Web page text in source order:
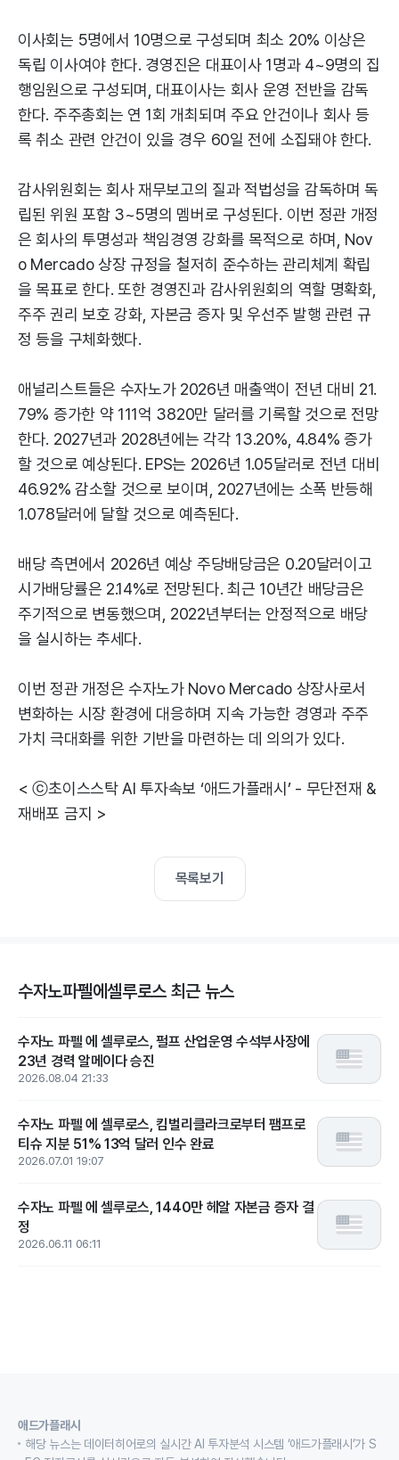
이사회는 5명에서 10명으로 구성되며 최소 20% 이상은
독립 이사여야 한다. 경영진은 대표이사 1명과 4~9명의 집
행임원으로 구성되며, 대표이사는 회사 운영 전반을 감독
한다. 주주총회는 연 1회 개최되며 주요 안건이나 회사 등
록 취소 관련 안건이 있을 경우 60일 전에 소집돼야 한다.
감사위원회는 회사 재무보고의 질과 적법성을 감독하며 독
립된 위원 포함 3~5명의 멤버로 구성된다. 이번 정관 개정
은 회사의 투명성과 책임경영 강화를 목적으로 하며, Nov
o Mercado 상장 규정을 철저히 준수하는 관리체계 확립
을 목표로 한다. 또한 경영진과 감사위원회의 역할 명확화,
주주 권리 보호 강화, 자본금 증자 및 우선주 발행 관련 규
정 등을 구체화했다.
애널리스트들은 수자노가 2026년 매출액이 전년 대비 21.
79% 증가한 약 111억 3820만 달러를 기록할 것으로 전망
한다. 2027년과 2028년에는 각각 13.20%, 4.84% 증가
할 것으로 예상된다. EPS는 2026년 1.05달러로 전년 대비
46.92% 감소할 것으로 보이며, 2027년에는 소폭 반등해
1.078달러에 달할 것으로 예측된다.
배당 측면에서 2026년 예상 주당배당금은 0.20달러이고
시가배당률은 2.14%로 전망된다. 최근 10년간 배당금은
주기적으로 변동했으며, 2022년부터는 안정적으로 배당
을 실시하는 추세다.
이번 정관 개정은 수자노가 Novo Mercado 상장사로서
변화하는 시장 환경에 대응하며 지속 가능한 경영과 주주
가치 극대화를 위한 기반을 마련하는 데 의의가 있다.
< ⓒ초이스스탁 AI 투자속보 ‘애드가플래시’ - 무단전재 &
재배포 금지 >
목록보기
수자노파펠에셀루로스 최근 뉴스
수자노 파펠 에 셀루로스, 펄프 산업운영 수석부사장에
23년 경력 알메이다 승진
2026.08.04 21:33
수자노 파펠 에 셀루로스, 킴벌리클라크로부터 팸프로
티슈 지분 51% 13억 달러 인수 완료
2026.07.01 19:07
수자노 파펠 에 셀루로스, 1440만 헤알 자본금 증자 결
정
2026.06.11 06:11
애드가플래시
해당 뉴스는 데이터히어로의 실시간 AI 투자분석 시스템 ‘애드가플래시’가 S